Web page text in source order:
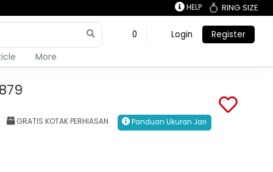
HELP RING SIZE
0 Login Register
More
GRATIS KOTAK PERHIASAN Panduan Ukuran Jari